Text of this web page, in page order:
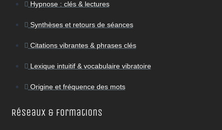
Hypnose : clés & lectures
Synthèses et retours de séances
Citations vibrantes & phrases clés
Lexique intuitif & vocabulaire vibratoire
Origine et fréquence des mots
Réseaux & Formations